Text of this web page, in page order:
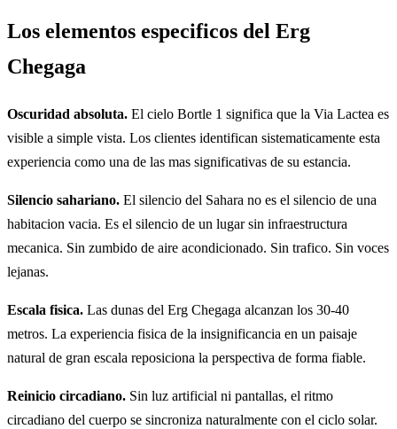
Los elementos especificos del Erg
Chegaga
Oscuridad absoluta. El cielo Bortle 1 significa que la Via Lactea es
visible a simple vista. Los clientes identifican sistematicamente esta
experiencia como una de las mas significativas de su estancia.
Silencio sahariano. El silencio del Sahara no es el silencio de una
habitacion vacia. Es el silencio de un lugar sin infraestructura
mecanica. Sin zumbido de aire acondicionado. Sin trafico. Sin voces
lejanas.
Escala fisica. Las dunas del Erg Chegaga alcanzan los 30-40
metros. La experiencia fisica de la insignificancia en un paisaje
natural de gran escala reposiciona la perspectiva de forma fiable.
Reinicio circadiano. Sin luz artificial ni pantallas, el ritmo
circadiano del cuerpo se sincroniza naturalmente con el ciclo solar.